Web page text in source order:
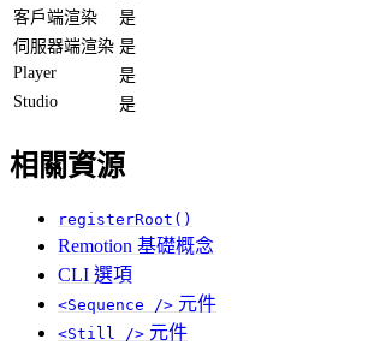
客戶端渲染
是
伺服器端渲染 是
Player
是
Studio
是
相關資源
registerRoot()
Remotion 基礎概念
CLI 選項
<Sequence /> 元件
<Still /> 元件